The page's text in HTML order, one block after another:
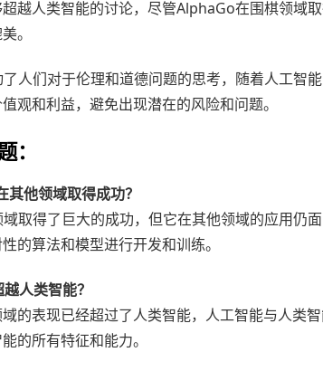
越人类智能的讨论，尽管AlphaGo在围棋领域
。
人们对于伦理和道德问题的思考，随着人工智
观和利益，避免出现潜在的风险和问题。
：
他领域取得成功？
取得了巨大的成功，但它在其他领域的应用仍
的算法和模型进行开发和训练。
人类智能？
的表现已经超过了人类智能，人工智能与人类
的所有特征和能力。